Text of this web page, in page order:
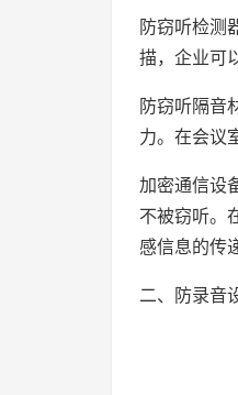
防窃听检测
描，企业可
防窃听隔音
力。在会议
加密通信设
不被窃听。
感信息的传
二、防录音